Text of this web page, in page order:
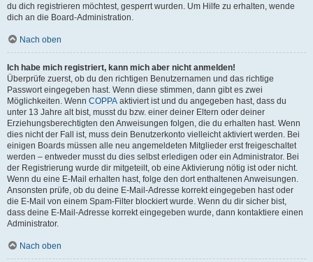
du dich registrieren möchtest, gesperrt wurden. Um Hilfe zu erhalten, wende
dich an die Board-Administration.
Nach oben
Ich habe mich registriert, kann mich aber nicht anmelden!
Überprüfe zuerst, ob du den richtigen Benutzernamen und das richtige
Passwort eingegeben hast. Wenn diese stimmen, dann gibt es zwei
Möglichkeiten. Wenn COPPA aktiviert ist und du angegeben hast, dass du
unter 13 Jahre alt bist, musst du bzw. einer deiner Eltern oder deiner
Erziehungsberechtigten den Anweisungen folgen, die du erhalten hast. Wenn
dies nicht der Fall ist, muss dein Benutzerkonto vielleicht aktiviert werden. Bei
einigen Boards müssen alle neu angemeldeten Mitglieder erst freigeschaltet
werden – entweder musst du dies selbst erledigen oder ein Administrator. Bei
der Registrierung wurde dir mitgeteilt, ob eine Aktivierung nötig ist oder nicht.
Wenn du eine E-Mail erhalten hast, folge den dort enthaltenen Anweisungen.
Ansonsten prüfe, ob du deine E-Mail-Adresse korrekt eingegeben hast oder
die E-Mail von einem Spam-Filter blockiert wurde. Wenn du dir sicher bist,
dass deine E-Mail-Adresse korrekt eingegeben wurde, dann kontaktiere einen
Administrator.
Nach oben